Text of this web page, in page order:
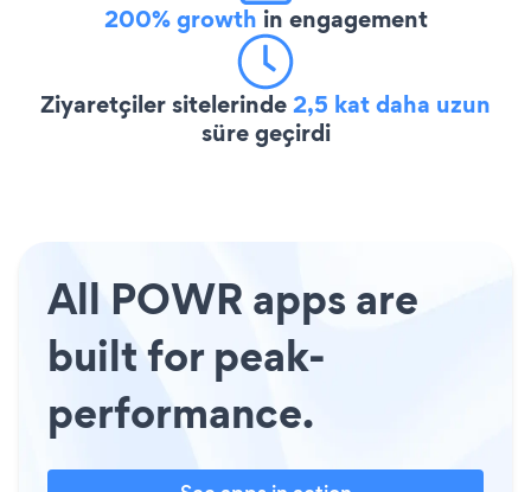
200% growth in engagement
Ziyaretçiler sitelerinde2,5 kat daha uzun
süre geçirdi
All POWR apps are
built for peak-
performance.